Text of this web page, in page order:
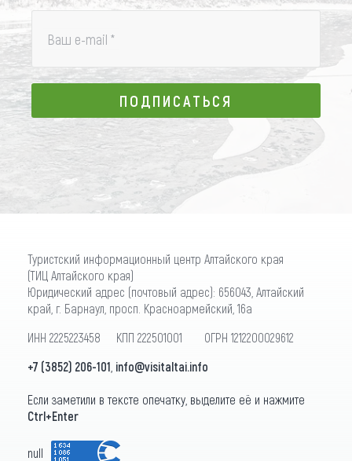
Ваш e-mail *
ПОДПИСАТЬСЯ
ПОДПИСАТЬСЯ
Туристский информационный центр Алтайского края
(ТИЦ Алтайского края)
Юридический адрес (почтовый адрес): 656043, Алтайский
край, г. Барнаул, просп. Красноармейский, 16а
ИНН 2225223458 КПП 222501001 ОГРН 1212200029612
+7 (3852) 206-101 info@visitaltai.info
Если заметили в тексте опечатку, выделите её и нажмите
Ctrl+Enter
null